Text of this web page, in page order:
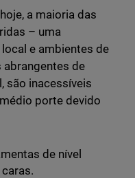
a maioria das
– uma
e ambientes de
abrangentes de
são inacessíveis
porte devido
de nível